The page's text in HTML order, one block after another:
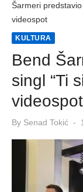
Šarmeri
videospot
KULTURA
Bend
singl “Ti
videospot
By Senad Tokić